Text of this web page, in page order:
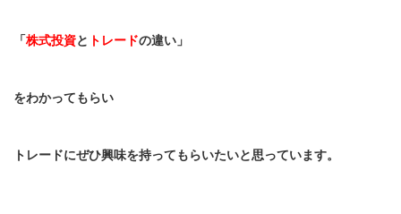
「株式投資と トレードの違い」
をわかってもらい
トレードにぜひ興味を持ってもらいたいと思っています。